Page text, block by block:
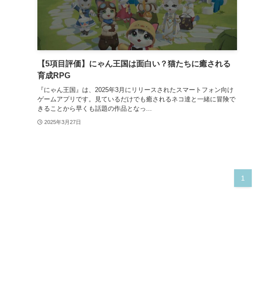
【5項目評価】にゃん王国は面白い？猫たちに癒される
育成RPG
『にゃん王国』は、2025年3月にリリースされたスマートフォン向け
ゲームアプリです。見ているだけでも癒されるネコ達と一緒に冒険で
きることから早くも話題の作品となっ...
2025年3月27日
1